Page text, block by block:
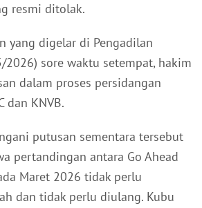
resmi ditolak.
yang digelar di Pengadilan
2026) sore waktu setempat, hakim
dalam proses persidangan
dan KNVB.
putusan sementara tersebut
pertandingan antara Go Ahead
Maret 2026 tidak perlu
dan tidak perlu diulang. Kubu